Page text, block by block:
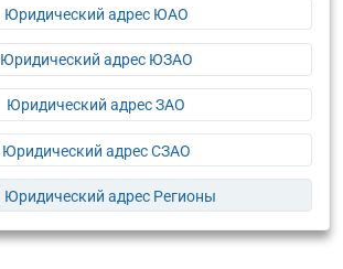
Юридический адрес ЮАО
Юридический адрес ЮЗАО
Юридический адрес ЗАО
Юридический адрес СЗАО
Юридический адрес Регионы